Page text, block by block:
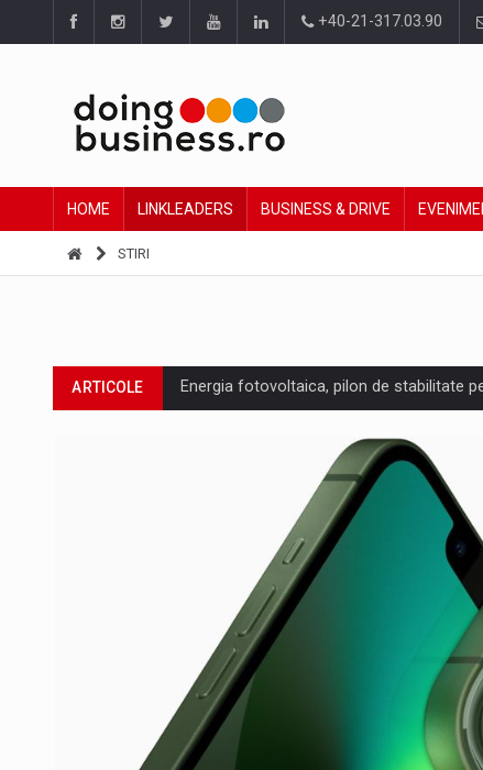
+40-21-317.03.90
HOME LINKLEADERS BUSINESS & DRIVE
STIRI
ARTICOLE Energia fotovoltaica, pilon de stabilitate
Cum invatam sa spunem nu intr-o cultura
Ingredient Spotlight: What SKU Level
Producatorii si comerciantii care nu se
LEADERSHIP IN MISCARE
CU BATERIILE PERMANENT INCARCATE
PUTTING ROMANIAN CORPORATE
OUR EDGE WILL COME FROM BEING